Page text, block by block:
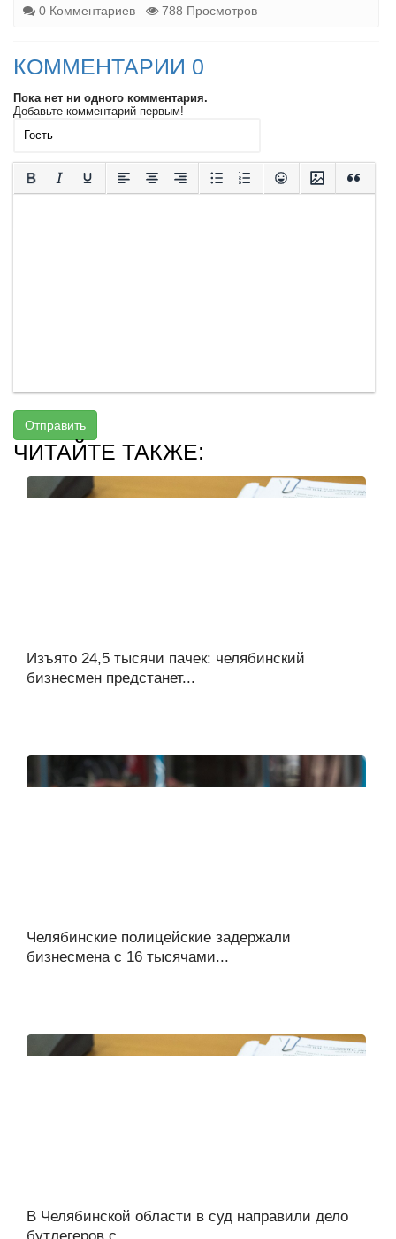
0 Комментариев
788 Просмотров
КОММЕНТАРИИ 0
Пока нет ни одного комментария.
Добавьте комментарий первым!
Отправить
ЧИТАЙТЕ ТАКЖЕ:
Изъято 24,5 тысячи пачек: челябинский
бизнесмен предстанет...
Челябинские полицейские задержали
бизнесмена с 16 тысячами...
В Челябинской области в суд направили дело
бутлегеров с...